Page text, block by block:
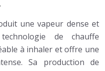
une vapeur dense et
de chauffe
à inhaler et offre une
Sa production de